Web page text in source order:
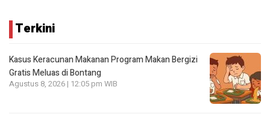
Terkini
Kasus Keracunan Makanan Program Makan Bergizi
Gratis Meluas di Bontang
Agustus 8, 2026 | 12:05 pm WIB